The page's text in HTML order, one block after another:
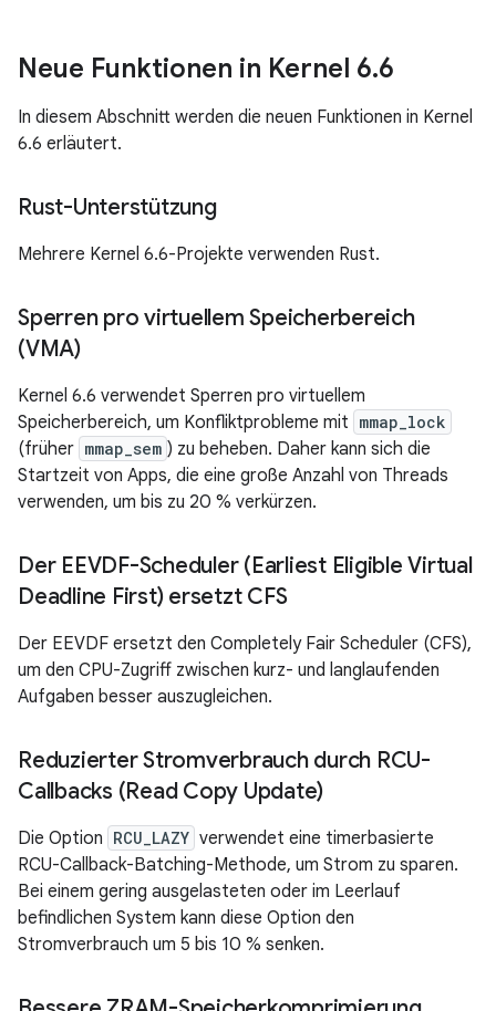
Neue Funktionen in Kernel 6.6
In diesem Abschnitt werden die neuen Funktionen in Kernel
6.6 erläutert.
Rust-Unterstützung
Mehrere Kernel 6.6-Projekte verwenden Rust.
Sperren pro virtuellem Speicherbereich
(VMA)
Kernel 6.6 verwendet Sperren pro virtuellem
Speicherbereich, um Konfliktprobleme mit mmap_lock
(früher mmap_sem ) zu beheben. Daher kann sich die
Startzeit von Apps, die eine große Anzahl von Threads
verwenden, um bis zu 20 % verkürzen.
Der EEVDF-Scheduler (Earliest Eligible Virtual
Deadline First) ersetzt CFS
Der EEVDF ersetzt den Completely Fair Scheduler (CFS),
um den CPU-Zugriff zwischen kurz- und langlaufenden
Aufgaben besser auszugleichen.
Reduzierter Stromverbrauch durch RCU-
Callbacks (Read Copy Update)
Die Option RCU_LAZY verwendet eine timerbasierte
RCU-Callback-Batching-Methode, um Strom zu sparen.
Bei einem gering ausgelasteten oder im Leerlauf
befindlichen System kann diese Option den
Stromverbrauch um 5 bis 10 % senken.